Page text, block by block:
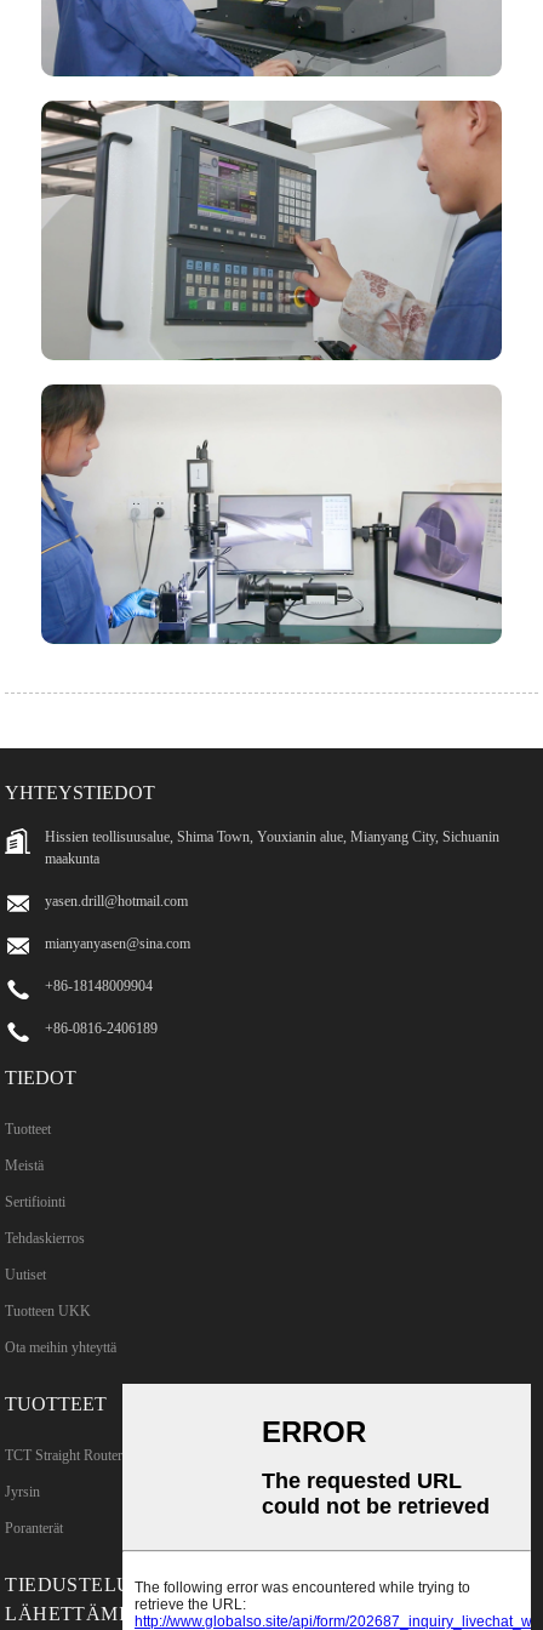
YHTEYSTIEDOT
Hissien teollisuusalue, Shima Town, Youxianin alue, Mianyang City, Sichuanin
maakunta
yasen.drill@hotmail.com
mianyanyasen@sina.com
+86-18148009904
+86-0816-2406189
TIEDOT
Tuotteet
Meistä
Sertifiointi
Tehdaskierros
Uutiset
Tuotteen UKK
Ota meihin yhteyttä
TUOTTEET
TCT Straight Router Bits
Jyrsin
Poranterät
TIEDUSTELUJEN
LÄHETTÄMINEN